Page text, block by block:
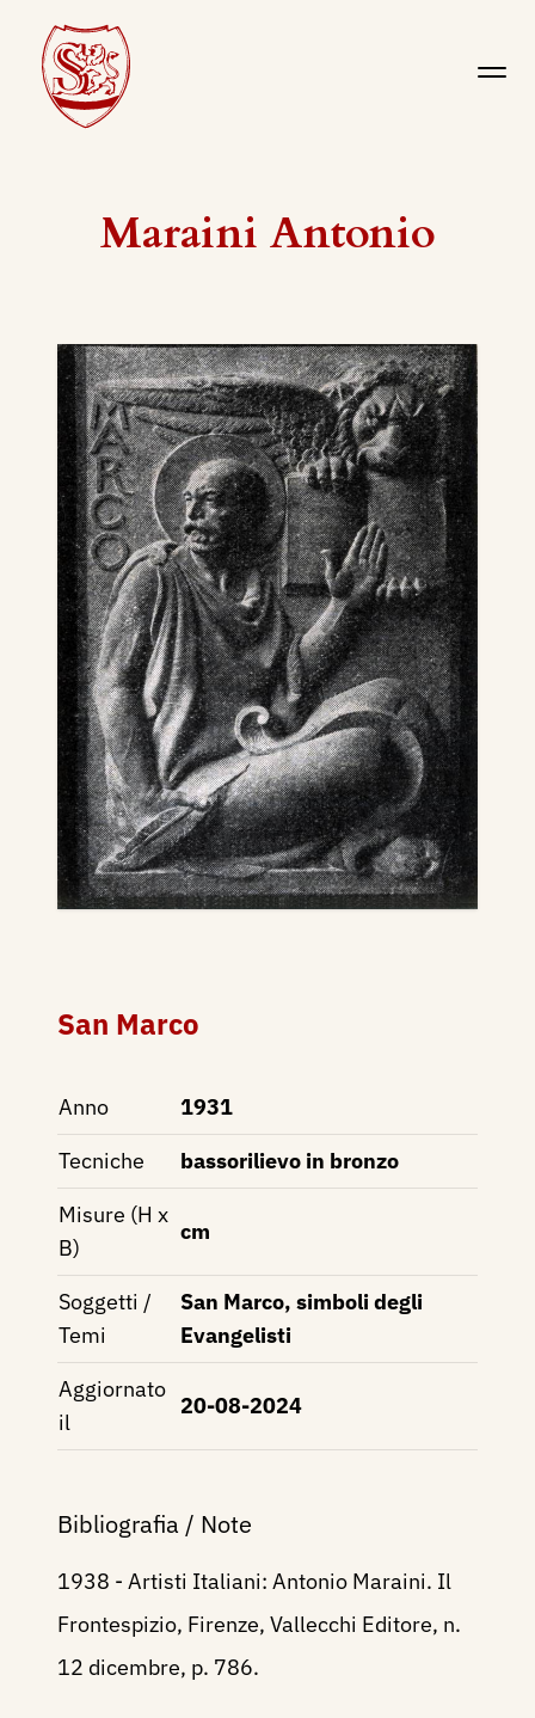
Maraini Antonio
San Marco
Anno
1931
Tecniche
bassorilievo in bronzo
Misure (H x
B)
cm
Soggetti /
Temi
San Marco, simboli degli
Evangelisti
Aggiornato
il
20-08-2024
Bibliografia / Note
1938 - Artisti Italiani: Antonio Maraini. Il
Frontespizio, Firenze, Vallecchi Editore, n.
12 dicembre, p. 786.